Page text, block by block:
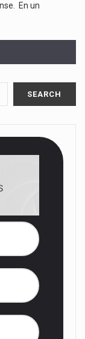
En un